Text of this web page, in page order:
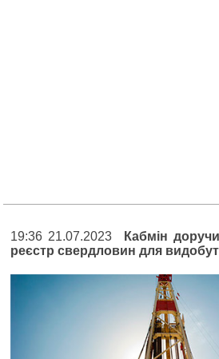
19:36 21.07.2023
Кабмін
реєстр свердловин для